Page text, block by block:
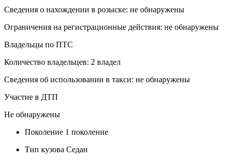
Сведения о нахождении в розыске: не обнаружены
Ограничения на регистрационные действия: не обнаружены
Владельцы по ПТС
Количество владельцев: 2 владел
Сведения об использовании в такси: не обнаружены
Участие в ДТП
Не обнаружены
Поколение 1 поколение
Тип кузова Седан